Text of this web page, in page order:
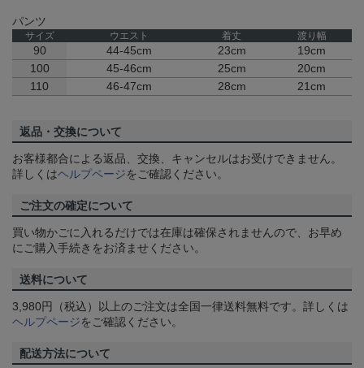
パンツ
サイズ ウエスト 着丈 渡り幅
90 44-45cm 23cm
19cm
100
45-46cm 25cm
20cm
110
46-47cm 28cm 21cm
返品・交換について
お客様都合による返品、交換、キャンセルはお受けできません。
詳しくはヘルプページをご確認ください。
ご注文の確定について
買い物かごに入れるだけでは在庫は確保されませんので、お早め
にご購入手続きをお済ませください。
送料について
3,980円（税込）以上のご注文は全国一律送料無料です。詳しくは
ヘルプページをご確認ください。
配送方法について